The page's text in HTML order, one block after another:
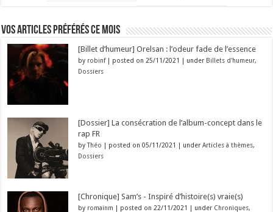
Vos articles préférés ce mois
[Billet d’humeur] Orelsan : l’odeur fade de l’essence
by robinf| posted on 25/11/2021 | under Billets d'humeur,
Dossiers
[Dossier] La consécration de l’album-concept dans le
rap FR
byThéo | posted on 05/11/2021 | underArticles à thèmes,
Dossiers
[Chronique] Sam’s - Inspiré d’histoire(s) vraie(s)
by romainm | posted on 22/11/2021 | under Chroniques,